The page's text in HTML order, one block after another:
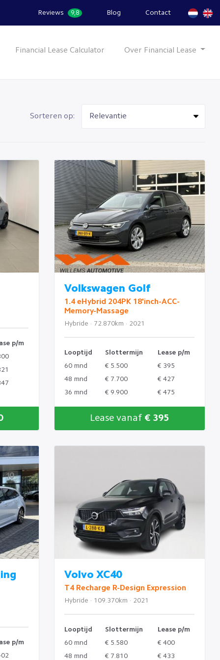
Reviews 9,8 Blog Contact
Financial Lease Calculator Over Financial Lease
Sorteren op:
p/m
Volkswagen Golf
1.4 eHybrid 204PK 18'inch-ACC-
Memory-Massage
Hybride · 72.870km · 2021
Looptijd Slottermijn
Lease p/m
60 mnd
€ 5.500
€ 395
48 mnd
€ 7.700
€ 427
36 mnd
€ 9.900 € 475
Lease vanaf € 395
p/m
Volvo XC40
T4 Recharge R-Design Expression
Hybride · 109.370km · 2021
Looptijd Slottermijn
Lease p/m
60 mnd
€ 5.580
€ 400
48 mnd
€ 7.810 € 433